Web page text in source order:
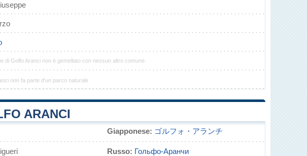
di Golfo Aranci non è gemellato con nessun altro comune.
non fa parte d'un parco naturale
ARANCI
Giapponese: ゴルフォ・アランチ
Russo: Гольфо-Аранчи